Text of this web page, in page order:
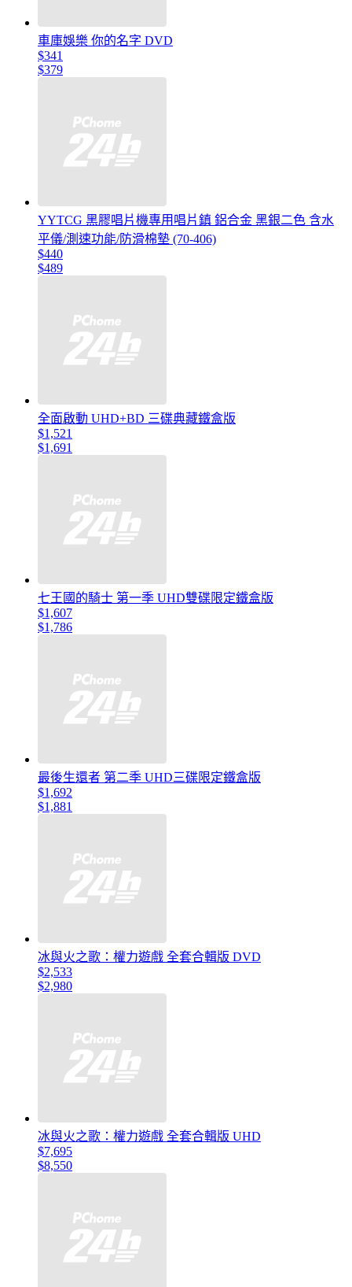
車庫娛樂 你的名字 DVD
$341
$379
YYTCG 黑膠唱片機專用唱片鎮 鋁合金 黑銀二色 含水
平儀/測速功能/防滑棉墊 (70-406)
$440
$489
全面啟動 UHD+BD 三碟典藏鐵盒版
$1,521
$1,691
七王國的騎士 第一季 UHD雙碟限定鐵盒版
$1,607
$1,786
最後生還者 第二季 UHD三碟限定鐵盒版
$1,692
$1,881
冰與火之歌：權力遊戲 全套合輯版 DVD
$2,533
$2,980
冰與火之歌：權力遊戲 全套合輯版 UHD
$7,695
$8,550